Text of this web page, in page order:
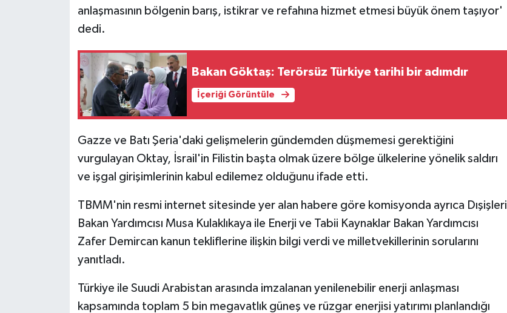
anlaşmasının bölgenin barış, istikrar ve refahına hizmet etmesi büyük önem taşıyor'
dedi.
Bakan Göktaş: Terörsüz Türkiye tarihi bir adımdır
İçeriği Görüntüle
Gazze ve Batı Şeria'daki gelişmelerin gündemden düşmemesi gerektiğini
vurgulayan Oktay, İsrail'in Filistin başta olmak üzere bölge ülkelerine yönelik saldırı
ve işgal girişimlerinin kabul edilemez olduğunu ifade etti.
TBMM'nin resmi internet sitesinde yer alan habere göre komisyonda ayrıca Dışişleri
Bakan Yardımcısı Musa Kulaklıkaya ile Enerji ve Tabii Kaynaklar Bakan Yardımcısı
Zafer Demircan kanun tekliflerine ilişkin bilgi verdi ve milletvekillerinin sorularını
yanıtladı.
Türkiye ile Suudi Arabistan arasında imzalanan yenilenebilir enerji anlaşması
kapsamında toplam 5 bin megavatlık güneş ve rüzgar enerjisi yatırımı planlandığı